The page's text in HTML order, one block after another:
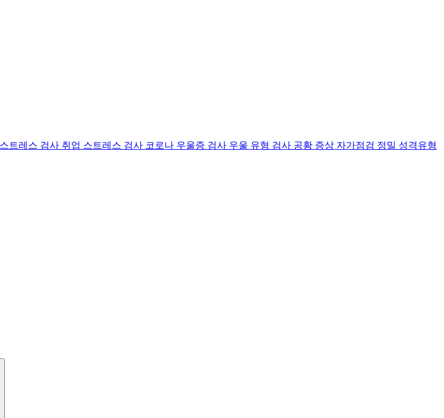
트레스 검사 취업 스트레스 검사 코로나 우울증 검사 우울 유형 검사 공황 증상 자가점검 정밀 성격유형